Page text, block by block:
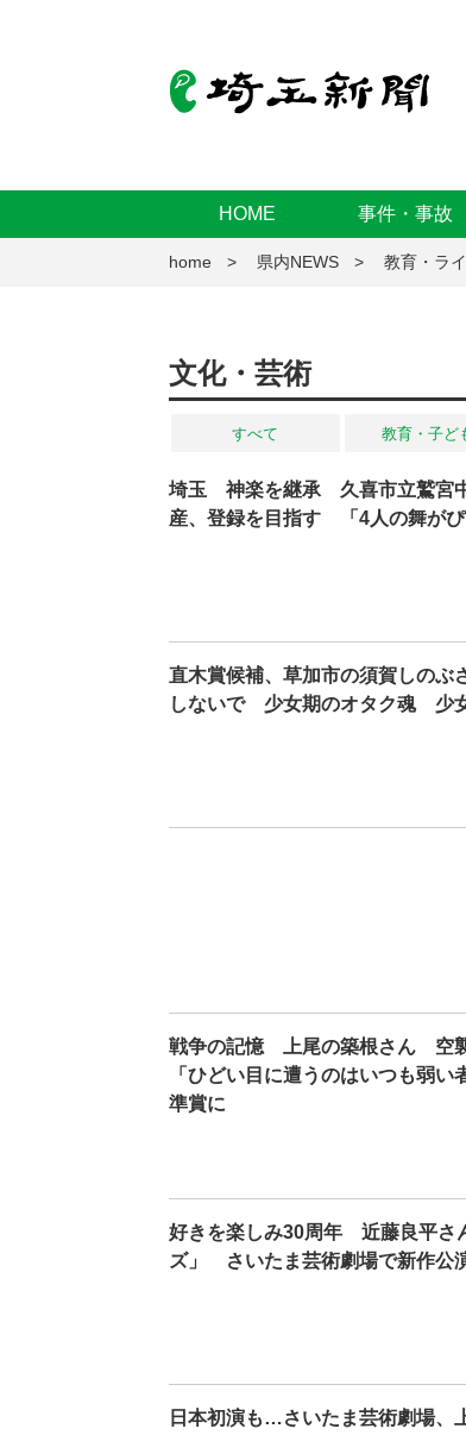
HOME 事件・事故
home 県内NEWS 教育・ラ
文化・芸術
すべて 教育・子ど
埼玉 神楽を継承 久喜市立鷲宮
産、登録を目指す 「4人の舞がぴ
直木賞候補、草加市の須賀しの
しないで 少女期のオタク魂 少
戦争の記憶 上尾の築根さん 空
「ひどい目に遭うのはいつも弱
準賞に
好きを楽しみ30周年 近藤良平さ
ズ」 さいたま芸術劇場で新作公
日本初演も…さいたま芸術劇場